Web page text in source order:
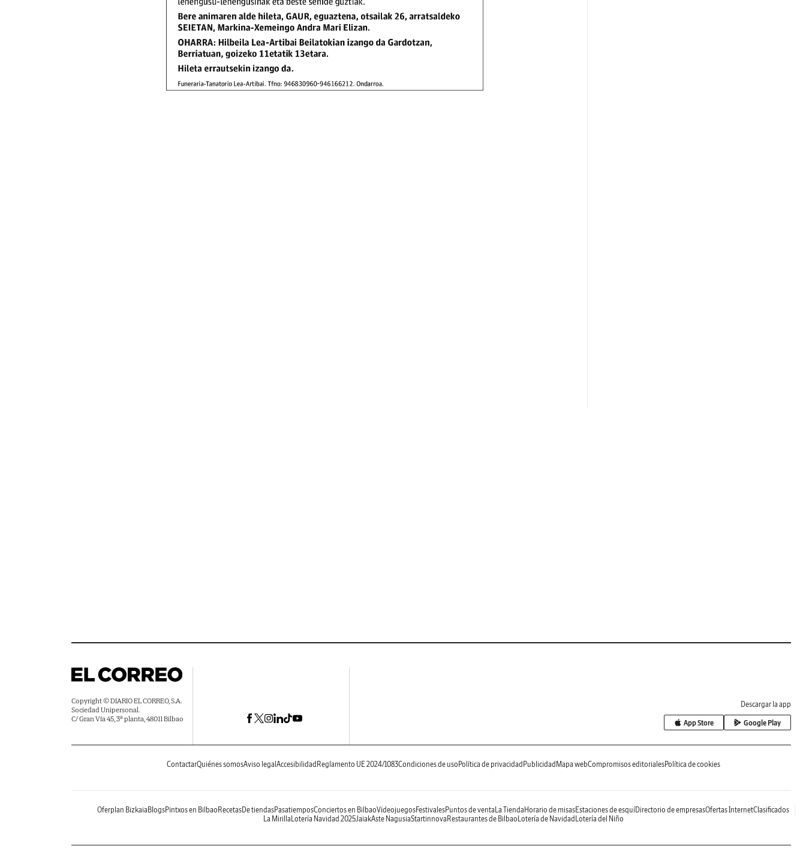
Copyright © DIARIO EL CORREO, S.A.
Sociedad Unipersonal.
C/ Gran Vía 45, 3ª planta, 48011 Bilbao
Descargar la app
App Store Google Play
ContactarQuiénes somosAviso legal Accesibilidad Reglamento UE 2024/1083Condiciones de uso Política de privacidad Publicidad Mapa webCompromisos editorialesPolítica de cookies
Oferplan Bizkaia BlogsPintxos en Bilbao RecetasDe tiendasPasatiemposConciertos en BilbaoVideojuegosFestivalesPuntos de venta La Tienda Horario de misasEstaciones de esquíDirectorio de empresasOfertas InternetClasificados
La Mirilla Lotería Navidad 2025JaiakAste NagusiaStartinnova Restaurantes de Bilbao Lotería de Navidad Lotería del Niño